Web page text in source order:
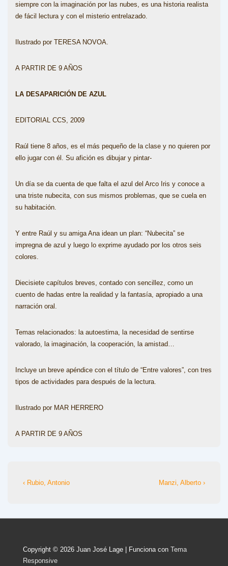
siempre con la imaginación por las nubes, es una historia realista
de fácil lectura y con el misterio entrelazado.
Ilustrado por TERESA NOVOA.
A PARTIR DE 9 AÑOS
LA DESAPARICIÓN DE AZUL
EDITORIAL CCS, 2009
Raúl tiene 8 años, es el más pequeño de la clase y no quieren por
ello jugar con él. Su afición es dibujar y pintar-
Un día se da cuenta de que falta el azul del Arco Iris y conoce a
una triste nubecita, con sus mismos problemas, que se cuela en
su habitación.
Y entre Raúl y su amiga Ana idean un plan: “Nubecita” se
impregna de azul y luego lo exprime ayudado por los otros seis
colores.
Diecisiete capítulos breves, contado con sencillez, como un
cuento de hadas entre la realidad y la fantasía, apropiado a una
narración oral.
Temas relacionados: la autoestima, la necesidad de sentirse
valorado, la imaginación, la cooperación, la amistad…
Incluye un breve apéndice con el título de “Entre valores”, con tres
tipos de actividades para después de la lectura.
Ilustrado por MAR HERRERO
A PARTIR DE 9 AÑOS
Navegación
entradas
La
es
‹ Rubio, Antonio
La
es
Manzi, Alberto ›
Copyright © 2026 Juan José Lage | Funciona con Tema
Responsive